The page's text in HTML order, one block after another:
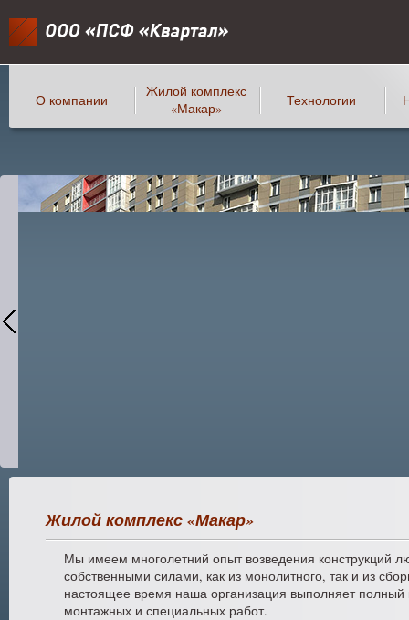
О компании
Жилой комплекс
«Макар»
Технологии
Жилой комплекс «Макар»
Мы имеем многолетний опыт возведения конструкций
собственными силами, как из монолитного, так и из
настоящее время наша организация выполняет полный
монтажных и специальных работ.